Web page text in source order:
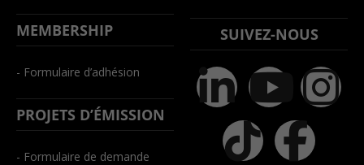
MEMBERSHIP
- Formulaire d’adhésion
PROJETS D’ÉMISSION
- Formulaire de demande
SUIVEZ-NOUS